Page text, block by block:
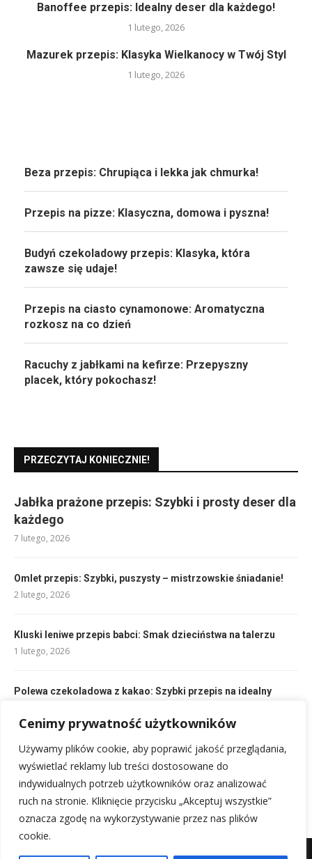
Cenimy prywatność użytkowników
Używamy plików cookie, aby poprawić jakość przeglądania,
wyświetlać reklamy lub treści dostosowane do
indywidualnych potrzeb użytkowników oraz analizować
ruch na stronie. Kliknięcie przycisku „Akceptuj wszystkie”
oznacza zgodę na wykorzystywanie przez nas plików
cookie.
Banoffee przepis: Idealny deser dla każdego!
1 lutego, 2026
Mazurek przepis: Klasyka Wielkanocy w Twój Styl
1 lutego, 2026
Beza przepis: Chrupiąca i lekka jak chmurka!
Przepis na pizze: Klasyczna, domowa i pyszna!
Budyń czekoladowy przepis: Klasyka, która
zawsze się udaje!
Przepis na ciasto cynamonowe: Aromatyczna
rozkosz na co dzień
Racuchy z jabłkami na kefirze: Przepyszny
placek, który pokochasz!
PRZECZYTAJ KONIECZNIE!
Jabłka prażone przepis: Szybki i prosty deser dla
każdego
7 lutego, 2026
Omlet przepis: Szybki, puszysty – mistrzowskie śniadanie!
2 lutego, 2026
Kluski leniwe przepis babci: Smak dzieciństwa na talerzu
1 lutego, 2026
Polewa czekoladowa z kakao: Szybki przepis na idealny
1 lutego, 2026
Sałatka z makaronem ryżowym i kurczakiem – lekka i sycąca
8 lutego, 2026